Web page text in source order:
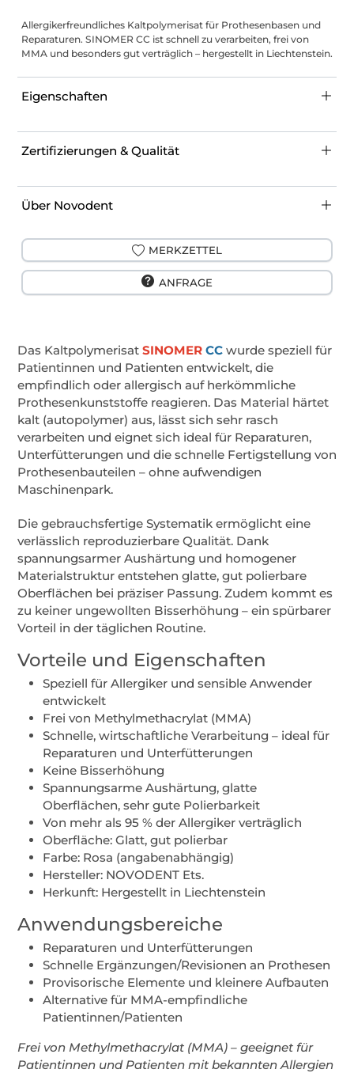
Allergikerfreundliches Kaltpolymerisat für Prothesenbasen und
Reparaturen. SINOMER CC ist schnell zu verarbeiten, frei von
MMA und besonders gut verträglich – hergestellt in Liechtenstein.
Eigenschaften
Zertifizierungen & Qualität
Über Novodent
MERKZETTEL
ANFRAGE
Das Kaltpolymerisat SINOMER CCwurde speziell für
Patientinnen und Patienten entwickelt, die
empfindlich oder allergisch auf herkömmliche
Prothesenkunststoffe reagieren. Das Material härtet
kalt (autopolymer) aus, lässt sich sehr rasch
verarbeiten und eignet sich ideal für Reparaturen,
Unterfütterungen und die schnelle Fertigstellung von
Prothesenbauteilen – ohne aufwendigen
Maschinenpark.
Die gebrauchsfertige Systematik ermöglicht eine
verlässlich reproduzierbare Qualität. Dank
spannungsarmer Aushärtung und homogener
Materialstruktur entstehen glatte, gut polierbare
Oberflächen bei präziser Passung. Zudem kommt es
zu keiner ungewollten Bisserhöhung – ein spürbarer
Vorteil in der täglichen Routine.
Vorteile und Eigenschaften
Speziell für Allergiker und sensible Anwender
entwickelt
Frei von Methylmethacrylat (MMA)
Schnelle, wirtschaftliche Verarbeitung – ideal für
Reparaturen und Unterfütterungen
Keine Bisserhöhung
Spannungsarme Aushärtung, glatte
Oberflächen, sehr gute Polierbarkeit
Von mehr als 95 % der Allergiker verträglich
Oberfläche: Glatt, gut polierbar
Farbe: Rosa (angabenabhängig)
Hersteller: NOVODENT Ets.
Herkunft: Hergestellt in Liechtenstein
Anwendungsbereiche
Reparaturen und Unterfütterungen
Schnelle Ergänzungen/Revisionen an Prothesen
Provisorische Elemente und kleinere Aufbauten
Alternative für MMA-empfindliche
Patientinnen/Patienten
Frei von Methylmethacrylat (MMA) – geeignet für
Patientinnen und Patienten mit bekannten Allergien